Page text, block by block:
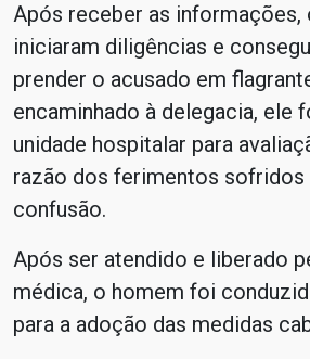
Após receber as informações,
iniciaram diligências e
prender o acusado em
encaminhado à delegacia, ele
unidade hospitalar para
razão dos ferimentos sofridos
confusão.
Após ser atendido e liberado
médica, o homem foi
para a adoção das medidas